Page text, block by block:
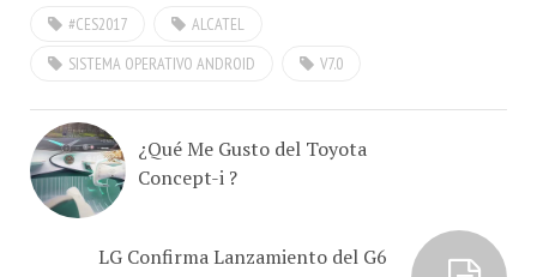
haga clic en la imagen de la
tamaño mas grande.
#CES2017
ALCATEL
SISTEMA OPERATIVO ANDROID
V7.0
¿Qué Me Gusto del Toyota
Concept-i ?
LG Confirma Lanzamiento del G6